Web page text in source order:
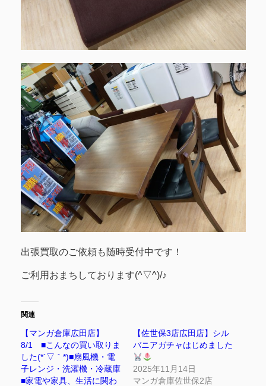
出張買取のご依頼も随時受付中です！
ご利用おまちしております(^▽^)/♪
関連
【マンガ倉庫広田店】
8/1 ■こんなの買い取りま
した(*´▽｀*)■扇風機・電
子レンジ・洗濯機・冷蔵庫
■家電や家具、生活に関わ
【佐世保3店広田店】シル
バニアガチャはじめました
2025年11月14日
マンガ倉庫佐世保2店